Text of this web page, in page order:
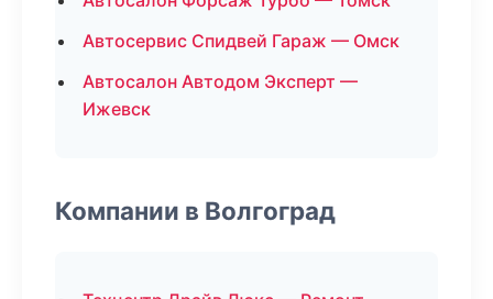
Автосервис Спидвей Гараж — Омск
Автосалон Автодом Эксперт —
Ижевск
Компании в Волгоград